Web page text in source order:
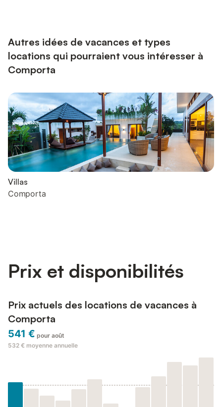
Autres idées de vacances et types
locations qui pourraient vous intéresser à
Comporta
Villas
Comporta
Prix et disponibilités
Prix actuels des locations de vacances à
Comporta
541 € pour août
532 € moyenne annuelle